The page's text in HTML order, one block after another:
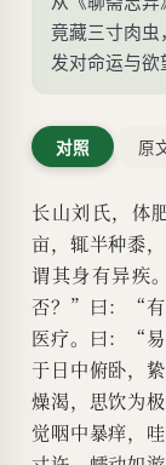
竟藏三寸肉虫
发对命运与欲
对照 原
长山刘氏，体
亩，辄半种黍
谓其身有异疾
否？”曰：“
医疗。曰：“
于日中俯卧，
燥渴，思饮为
觉咽中暴痒，